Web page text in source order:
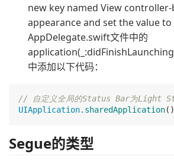
new key named View
appearance and set the value to
AppDelegate.swift文件中的
中添加以下代码：
// 自定义全局的Status Bar为Light
UIApplication.sharedApplication()
Segue的类型